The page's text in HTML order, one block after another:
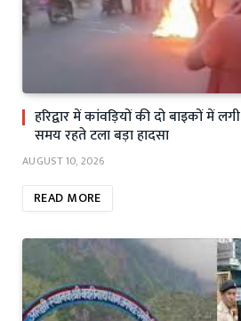
हरिद्वार में कांवड़ियों की दो बाइकों में
समय रहते टला बड़ा हादसा
AUGUST 10, 2026
READ MORE